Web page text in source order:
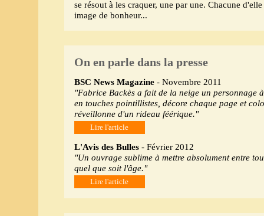
se résout à les craquer, une par une. Chacune
image de bonheur...
On en parle dans la presse
BSC News Magazine- Novembre 2011
"Fabrice Backès a fait de la neige un personnage
en touches pointillistes, décore chaque page et
réveillonne d'un rideau féérique."
Lire l'article
L'Avis des Bulles- Février 2012
"Un ouvrage sublime à mettre absolument entre
quel que soit l'âge."
Lire l'article